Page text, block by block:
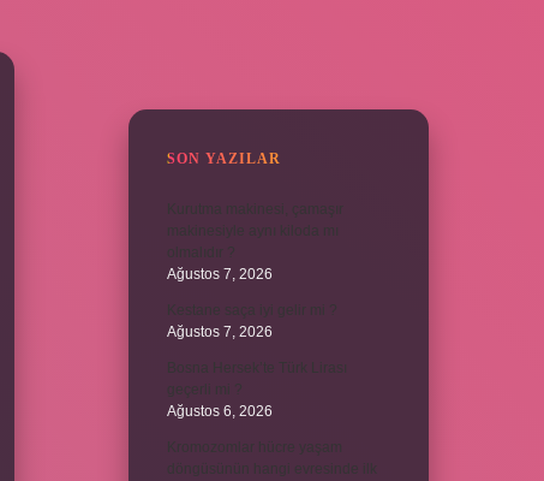
SON YAZILAR
Kurutma makinesi, çamaşır
makinesiyle aynı kiloda mı
olmalıdır ?
Ağustos 7, 2026
Kestane saça iyi gelir mi ?
Ağustos 7, 2026
Bosna Hersek’te Türk Lirası
geçerli mi ?
Ağustos 6, 2026
Kromozomlar hücre yaşam
döngüsünün hangi evresinde ilk